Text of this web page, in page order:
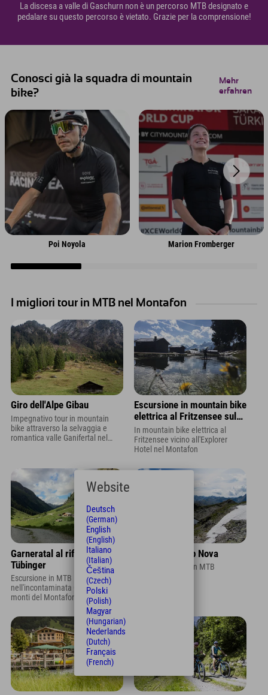
La discesa a valle di Gaschurn non è un percorso MTB designato e
pedalare su questo percorso è vietato. Grazie per la comprensione!
Conosci già la squadra di mountain
bike?
Mehr
erfahren
Poi Noyola Marion Fromberger
I migliori tour in MTB nel Montafon
Giro dell'Alpe Gibau
Impegnativo tour in mountain
bike attraverso la selvaggia e
romantica valle Ganifertal nel
Escursione in mountain bike
elettrica al Fritzensee sul
Bartholomäberg
In mountain bike elettrica al
Fritzensee vicino all'Explorer
Hotel nel Montafon
Garneratal al rifugio
Tübinger
Escursione in MTB
nell'incontaminata Garneratal nei
monti del Montafon
Gaschurn – Alp Nova
Tour panoramico in MTB
Website
Deutsch
(German)
English
(English)
Italiano
(Italian)
Čeština
(Czech)
Polski
(Polish)
Magyar
(Hungarian)
Nederlands
(Dutch)
Français
(French)